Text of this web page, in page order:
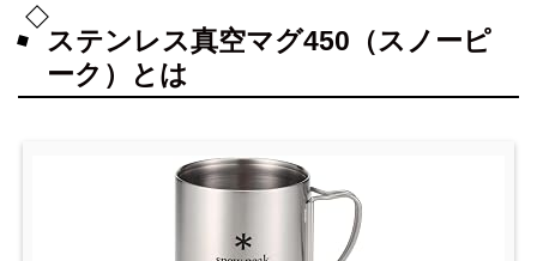
ステンレス真空マグ450（スノーピ
ーク）とは